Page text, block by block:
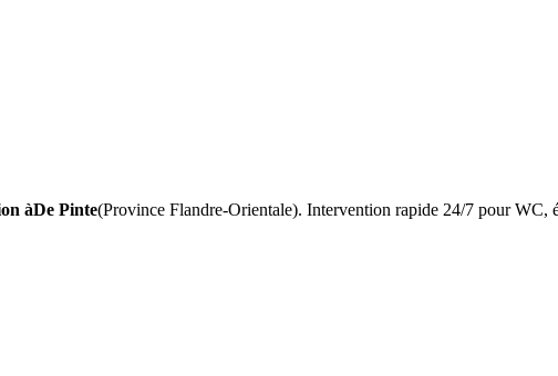
àDe Pinte(Province Flandre-Orientale). Intervention rapide 24/7 pour WC,